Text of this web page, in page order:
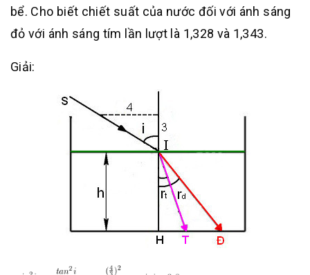
bể. Cho biết chiết suất của nước đối với ánh sáng
đỏ với ánh sáng tím lần lượt là 1,328 và 1,343.
Giải: